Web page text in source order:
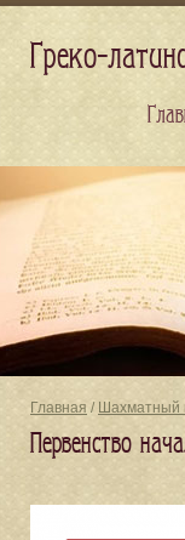
Главная / Шахматный
Первенство
Греко-